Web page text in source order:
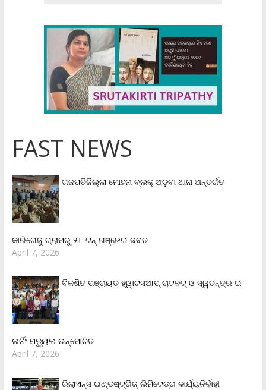
FAST NEWS
ଗଜପତିଜିଲ୍ଲା ମୋହନା ବ୍ଲକ୍‌ ଅଡ଼ବା ଥାନା ଅନ୍ତର୍ଗତ
କାରିଗେଜୁ ଗ୍ରାମରୁ ୨.୮ ଟନ୍ ଗଞ୍ଜେଇ ଜବତ
April 7, 2026
ବିକଶିତ ପଞ୍ଚାୟତ ହ୍ୱାଟସଆପ୍ ଚାଟବଟ୍ ଓ ସ୍ୱତନ୍ତ୍ର ଇ-
ଲର୍ନିଂ ମଡ୍ୟୁଲ ଉନ୍ମୋଚିତ
April 7, 2026
ରିଲାଏନ୍‌ସ ଇଣ୍ଡଷ୍ଟ୍ରିଜ୍ ଲିମିଟେଡ୍‌ର କାର୍ଯ୍ୟନିର୍ବାହୀ